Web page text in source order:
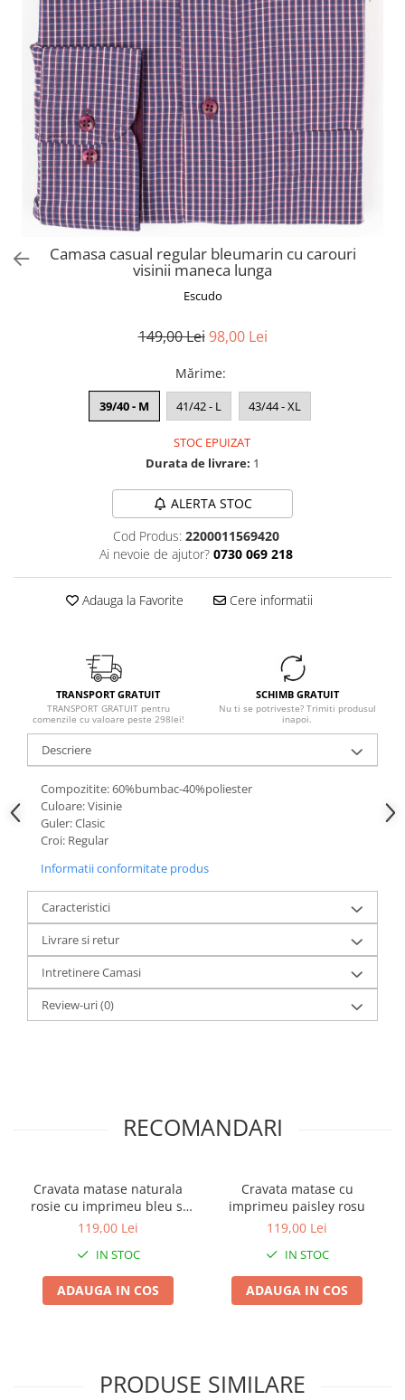
Camasa casual regular bleumarin cu carouri
visinii maneca lunga
Escudo
149,00 Lei 98,00 Lei
Mărime:
39/40 - M 41/42 - L 43/44 - XL
STOC EPUIZAT
Durata de livrare: 1
ALERTA STOC
Cod Produs: 2200011569420
Ai nevoie de ajutor? 0730 069 218
Adauga la Favorite Cere informatii
TRANSPORT GRATUIT
TRANSPORT GRATUIT pentru
comenzile cu valoare peste 298lei!
SCHIMB GRATUIT
Nu ti se potriveste? Trimiti produsul
inapoi.
Descriere
Compozitite: 60%bumbac-40%poliester
Culoare: Visinie
Guler: Clasic
Croi: Regular
Informatii conformitate produs
Caracteristici
Livrare si retur
Intretinere Camasi
Review-uri(0)
RECOMANDARI
Cravata matase naturala
rosie cu imprimeu bleu si
bej
119,00 Lei
IN STOC
ADAUGA IN COS
Cravata matase cu
imprimeu paisley rosu
119,00 Lei
IN STOC
ADAUGA IN COS
PRODUSE SIMILARE